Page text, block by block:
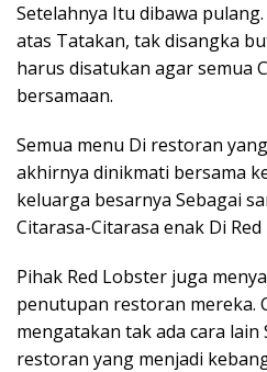
Setelahnya Itu dibawa
atas Tatakan, tak disangka
harus disatukan agar semua
bersamaan.
Semua menu Di restoran
akhirnya dinikmati bersama
keluarga besarnya Sebagai
Citarasa-Citarasa enak Di
Pihak Red Lobster juga
penutupan restoran mereka.
mengatakan tak ada cara lain
restoran yang menjadi